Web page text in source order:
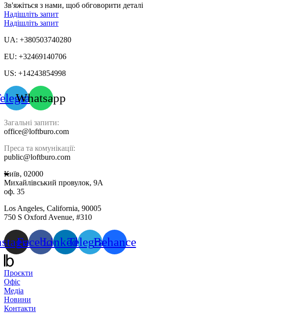
Зв'яжіться з нами, щоб обговорити деталі
Надішліть запит
Надішліть запит
UA: +380503740280
EU: +32469140706
US: +14243854998
Whatsapp
Загальні запити:
office@loftburo.com
Преса та комунікації:
public@loftburo.com
Київ, 02000
Михайлівський провулок, 9А
оф. 35
Los Angeles, California, 90005
750 S Oxford Avenue, #310
FacebookLinkedinTelegramBehance
Проєкти
Офіс
Медіа
Новини
Контакти